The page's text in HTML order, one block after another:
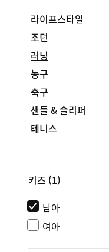
라이프스타일
조던
러닝
농구
축구
샌들 & 슬리퍼
테니스
키즈 (1)
남아
여아